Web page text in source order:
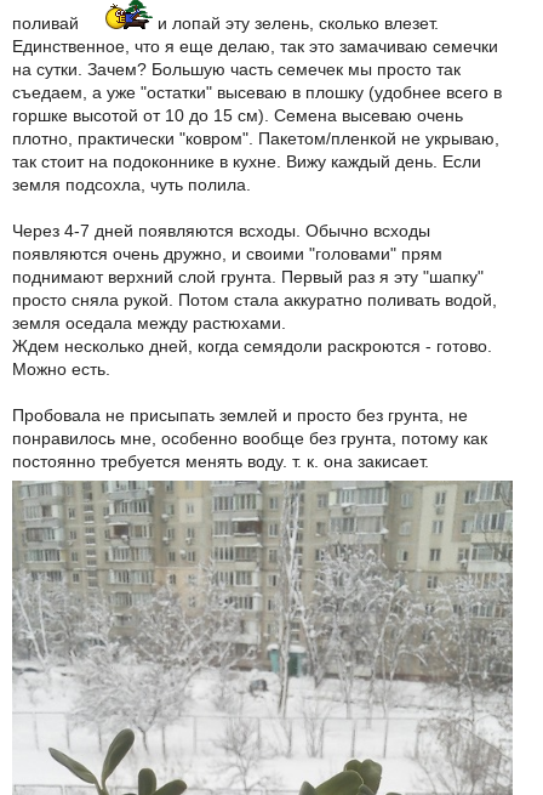
поливай
и лопай эту зелень, сколько влезет.
Единственное, что я еще делаю, так это замачиваю семечки
на сутки. Зачем? Большую часть семечек мы просто так
съедаем, а уже "остатки" высеваю в плошку (удобнее всего в
горшке высотой от 10 до 15 см). Семена высеваю очень
плотно, практически "ковром". Пакетом/пленкой не укрываю,
так стоит на подоконнике в кухне. Вижу каждый день. Если
земля подсохла, чуть полила.
Через 4-7 дней появляются всходы. Обычно всходы
появляются очень дружно, и своими "головами" прям
поднимают верхний слой грунта. Первый раз я эту "шапку"
просто сняла рукой. Потом стала аккуратно поливать водой,
земля оседала между растюхами.
Ждем несколько дней, когда семядоли раскроются - готово.
Можно есть.
Пробовала не присыпать землей и просто без грунта, не
понравилось мне, особенно вообще без грунта, потому как
постоянно требуется менять воду. т. к. она закисает.